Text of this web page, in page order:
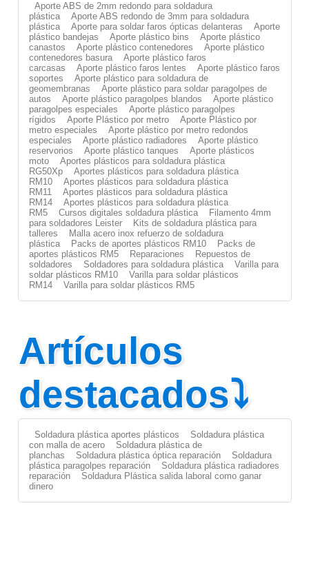
Aporte ABS de 2mm redondo para soldadura
plástica
Aporte ABS redondo de 3mm para soldadura
plástica
Aporte para soldar faros ópticas delanteras
Aporte
plástico bandejas
Aporte plástico bins
Aporte plástico
canastos
Aporte plástico contenedores
Aporte plástico
contenedores basura
Aporte plástico faros
carcasas
Aporte plástico faros lentes
Aporte plástico faros
soportes
Aporte plástico para soldadura de
geomembranas
Aporte plástico para soldar paragolpes de
autos
Aporte plástico paragolpes blandos
Aporte plástico
paragolpes especiales
Aporte plástico paragolpes
rígidos
Aporte Plástico por metro
Aporte Plástico por
metro especiales
Aporte plástico por metro redondos
especiales
Aporte plástico radiadores
Aporte plástico
reservorios
Aporte plástico tanques
Aporte plásticos
moto
Aportes plásticos para soldadura plástica
RG50Xp
Aportes plásticos para soldadura plástica
RM10
Aportes plásticos para soldadura plástica
RM11
Aportes plásticos para soldadura plástica
RM14
Aportes plásticos para soldadura plástica
RM5
Cursos digitales soldadura plástica
Filamento 4mm
para soldadores Leister
Kits de soldadura plástica para
talleres
Malla acero inox refuerzo de soldadura
plástica
Packs de aportes plásticos RM10
Packs de
aportes plásticos RM5
Reparaciones
Repuestos de
soldadores
Soldadores para soldadura plástica
Varilla para
soldar plásticos RM10
Varilla para soldar plásticos
RM14
Varilla para soldar plásticos RM5
Artículos
destacados⤵
Soldadura plástica aportes plásticos
Soldadura plástica
con malla de acero
Soldadura plástica de
planchas
Soldadura plástica óptica reparación
Soldadura
plástica paragolpes reparación
Soldadura plástica radiadores
reparación
Soldadura Plástica salida laboral como ganar
dinero